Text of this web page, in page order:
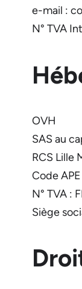
e-mail :
N° TVA
OVH
SAS au
RCS Lille
Code
N° TVA :
Siège